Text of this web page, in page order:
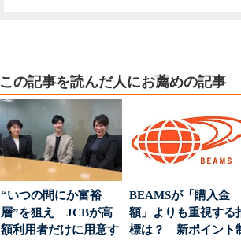
この記事を読んだ人にお薦めの記事
“いつの間にか富裕
層”を狙え JCBが高
額利用者だけに用意す
BEAMSが「購入金
額」よりも重視する
標は？ 新ポイント